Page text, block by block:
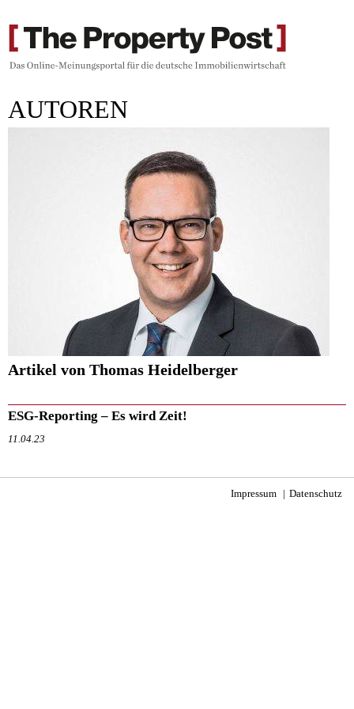
AUTOREN
Artikel von Thomas Heidelberger
ESG-Reporting – Es wird Zeit!
11.04.23
Impressum Datenschutz